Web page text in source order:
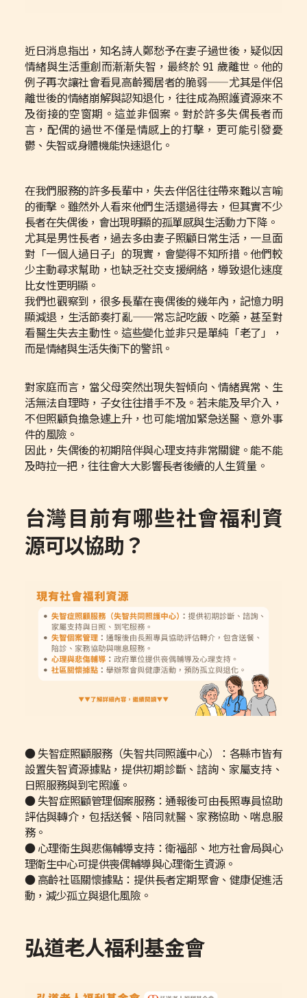
近日消息指出，知名詩人鄭愁予在妻子過世後，疑似因
情緒與生活重創而漸漸失智，最終於 91 歲離世。他的
例子再次讓社會看見高齡獨居者的脆弱——尤其是伴侶
離世後的情緒崩解與認知退化，往往成為照護資源來不
及銜接的空窗期。這並非個案。對於許多失偶長者而
言，配偶的過世不僅是情感上的打擊，更可能引發憂
鬱、失智或身體機能快速退化。
在我們服務的許多長輩中，失去伴侶往往帶來難以言喻
的衝擊。雖然外人看來他們生活還過得去，但其實不少
長者在失偶後，會出現明顯的孤單感與生活動力下降。
尤其是男性長者，過去多由妻子照顧日常生活，一旦面
對「一個人過日子」的現實，會變得不知所措。他們較
少主動尋求幫助，也缺乏社交支援網絡，導致退化速度
比女性更明顯。
我們也觀察到，很多長輩在喪偶後的幾年內，記憶力明
顯減退，生活節奏打亂——常忘記吃飯、吃藥，甚至對
看醫生失去主動性。這些變化並非只是單純「老了」，
而是情緒與生活失衡下的警訊。
對家庭而言，當父母突然出現失智傾向、情緒異常、生
活無法自理時，子女往往措手不及。若未能及早介入，
不但照顧負擔急遽上升，也可能增加緊急送醫、意外事
件的風險。
因此，失偶後的初期陪伴與心理支持非常關鍵。能不能
及時拉一把，往往會大大影響長者後續的人生質量。
台灣目前有哪些社會福利資
源可以協助？
● 失智症照顧服務（失智共同照護中心）：各縣市皆有
設置失智資源據點，提供初期診斷、諮詢、家屬支持、
日照服務與到宅照護。
● 失智症照顧管理個案服務：通報後可由長照專員協助
評估與轉介，包括送餐、陪同就醫、家務協助、喘息服
務。
● 心理衛生與悲傷輔導支持：衛福部、地方社會局與心
理衛生中心可提供喪偶輔導與心理衛生資源。
● 高齡社區關懷據點：提供長者定期聚會、健康促進活
動，減少孤立與退化風險。
弘道老人福利基金會